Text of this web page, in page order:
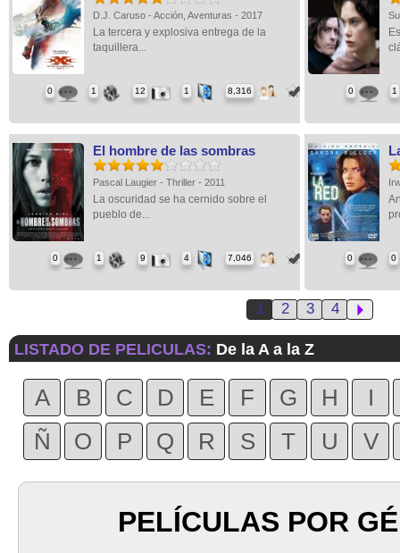
D.J. Caruso - Acción, Aventuras - 2017
La tercera y explosiva entrega de la
taquillera...
0 1 12 1 8,316 0 1
El hombre de las sombras
Pascal Laugier - Thriller - 2011
La oscuridad se ha cernido sobre el
pueblo de...
0 1 9 4 7,046 0 0
1 2 3 4
LISTADO DE PELICULAS: De la A a la Z
A B C D E F G H
I
Ñ
O P Q R S T U V
PELÍCULAS POR